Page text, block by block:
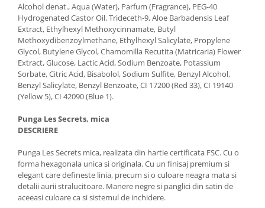
Alcohol denat., Aqua (Water), Parfum (Fragrance), PEG-40
Hydrogenated Castor Oil, Trideceth-9, Aloe Barbadensis Leaf
Extract, Ethylhexyl Methoxycinnamate, Butyl
Methoxydibenzoylmethane, Ethylhexyl Salicylate, Propylene
Glycol, Butylene Glycol, Chamomilla Recutita (Matricaria) Flower
Extract, Glucose, Lactic Acid, Sodium Benzoate, Potassium
Sorbate, Citric Acid, Bisabolol, Sodium Sulfite, Benzyl Alcohol,
Benzyl Salicylate, Benzyl Benzoate, CI 17200 (Red 33), CI 19140
(Yellow 5), CI 42090 (Blue 1).
Punga Les Secrets, mica
DESCRIERE
Punga Les Secrets mica, realizata din hartie certificata FSC. Cu o
forma hexagonala unica si originala. Cu un finisaj premium si
elegant care defineste linia, precum si o culoare neagra mata si
detalii aurii stralucitoare. Manere negre si panglici din satin de
aceeasi culoare ca si sistemul de inchidere.